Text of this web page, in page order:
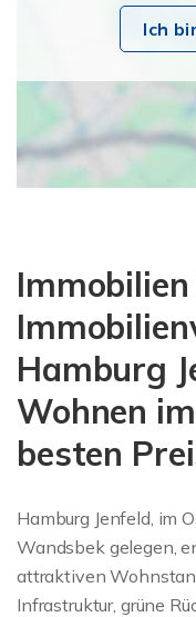
Ich
Immobilien
Hamburg
Wohnen
besten
Hamburg Jenfeld, im
Wandsbek gelegen,
attraktiven
Infrastruktur, grüne